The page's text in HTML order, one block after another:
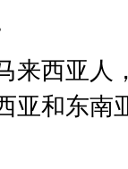
西亚人
亚和东南